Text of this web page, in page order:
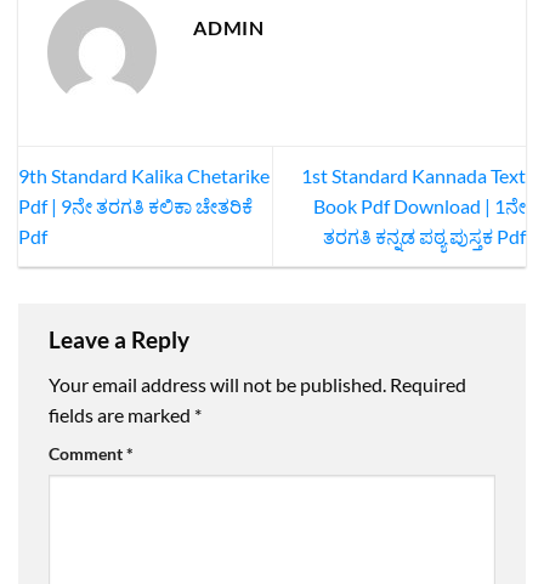
ADMIN
9th Standard Kalika Chetarike
Pdf | 9ನೇ ತರಗತಿ ಕಲಿಕಾ ಚೇತರಿಕೆ
Pdf
1st Standard Kannada Text
Book Pdf Download | 1ನೇ
ತರಗತಿ ಕನ್ನಡ ಪಠ್ಯ ಪುಸ್ತಕ Pdf
Leave a Reply
Your email address will not be published. Required
fields are marked *
Comment*